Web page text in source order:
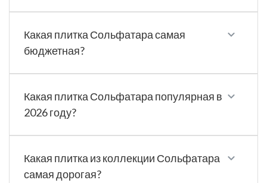
Какая плитка Сольфатара самая
бюджетная?
Какая плитка Сольфатара популярная в
2026 году?
Какая плитка из коллекции Сольфатара
самая дорогая?